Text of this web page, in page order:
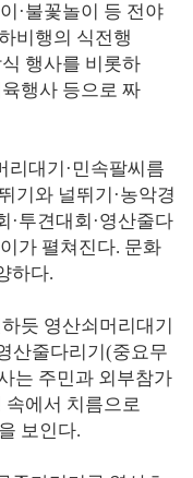
·불꽃놀이 등 전야
비행의 식전행
행사를 비롯하
행사 등으로 짜
리대기·민속팔씨름
기와 널뛰기·농악경
·투견대회·영산줄다
가 펼쳐진다. 문화
하다.
듯 영산쇠머리대기
산줄다리기(중요무
는 주민과 외부참가
속에서 치름으로
보인다.